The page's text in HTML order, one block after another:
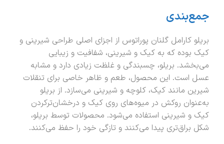
جمع‌بندی
بریلو کارامل گلنان پوراتوس از اجزای اصلی‌ طراحی شیرینی و
کیک بوده که به کیک و شیرینی، شفافیت و زیبایی
می‌بخشد. بریلو، چسبندگی و غلظت زیادی دارد و مشابه
عسل است. این محصول، طعم و ظاهر خاصی برای تنقلات
شیرین مانند کیک، کلوچه و شیرینی می‌سازد. از بریلو
به‌عنوان روکش در میوه‌های روی کیک و درخشان‌ترکردن
کیک و شیرینی استفاده می‌شود. محصولات توسط بریلو،
شکل براق‌تری پیدا می‌کنند و تازگی خود را حفظ می‌کنند.